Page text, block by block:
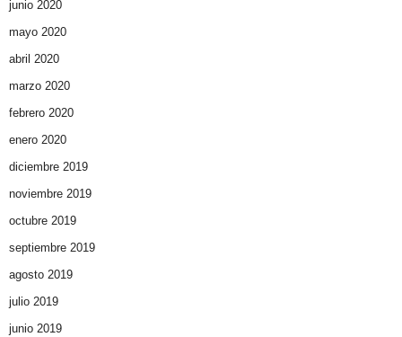
junio 2020
mayo 2020
abril 2020
marzo 2020
febrero 2020
enero 2020
diciembre 2019
noviembre 2019
octubre 2019
septiembre 2019
agosto 2019
julio 2019
junio 2019